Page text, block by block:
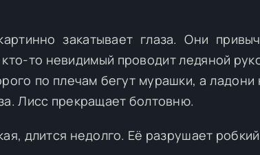
закатывает глаза. Они
то невидимый проводит ледяной
по плечам бегут мурашки, а
Лисс прекращает болтовню.
длится недолго. Её разрушает